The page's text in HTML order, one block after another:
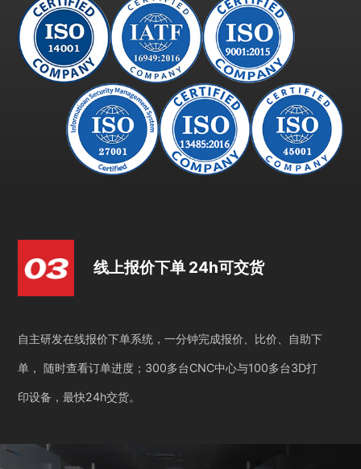
线上报价下单 24h可交货
自主研发在线报价下单系统，一分钟完成报价、比价、自助下
单， 随时查看订单进度；300多台CNC中心与100多台3D打
印设备，最快24h交货。